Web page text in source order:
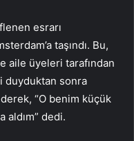
esrarı
taşındı. Bu,
aile üyeleri tarafından
duyduktan sonra
“O benim küçük
aldım” dedi.